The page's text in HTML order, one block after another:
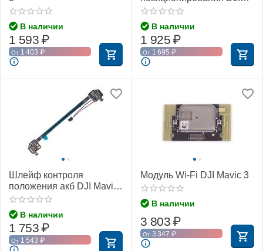
В наличии
1 593₽
От 1 403 ₽
Mavic 3 (Fisheye)
В наличии
1 925₽
От 1 695 ₽
Шлейф контроля
положения акб DJI Mavic
3
В наличии
1 753₽
От 1 543 ₽
Модуль Wi-Fi DJI Mavic 3
В наличии
3 803₽
От 3 347 ₽